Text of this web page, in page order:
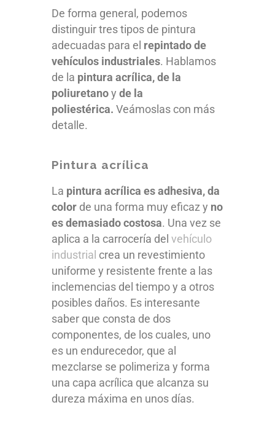
De forma general, podemos
distinguir tres tipos de pintura
adecuadas para el repintado de
vehículos industriales. Hablamos
de la pintura acrílica, de la
poliuretanoy de la
poliestérica. Veámoslas con más
detalle.
Pintura acrílica
La pintura acrílica es adhesiva, da
color de una forma muy eficaz y no
es demasiado costosa. Una vez se
aplica a la carrocería del vehículo
industrial crea un revestimiento
uniforme y resistente frente a las
inclemencias del tiempo y a otros
posibles daños. Es interesante
saber que consta de dos
componentes, de los cuales, uno
es un endurecedor, que al
mezclarse se polimeriza y forma
una capa acrílica que alcanza su
dureza máxima en unos días.